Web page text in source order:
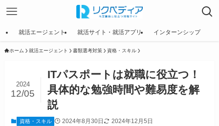
就活エージェント 就活サイト・就活アプリ インターンシップ
ホーム 就活エージェント 書類選考対策 資格・スキル
ITパスポートは就職に役立つ！
具体的な勉強時間や難易度を解
説
2024
12/05
資格・スキル 2024年8月30日 2024年12月5日